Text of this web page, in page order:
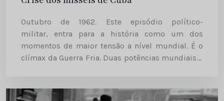
Outubro de 1962. Este episódio político-
militar, entra para a história como um dos
momentos de maior tensão a nível mundial. É o
clímax da Guerra Fria. Duas potências mundiais e